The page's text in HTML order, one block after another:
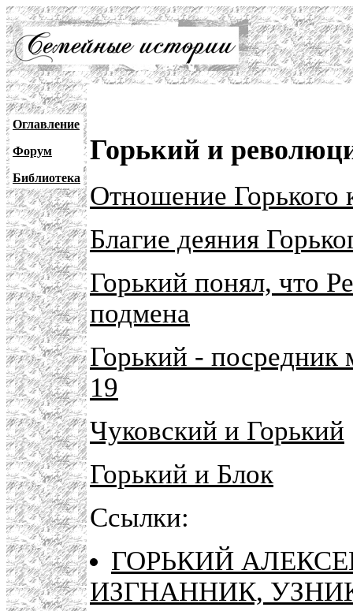
Оглавление
Форум
Библиотека
Горький и
Отношение Горького
Благие деяния
Горький понял, что
подмена
Горький - посредник
19
Чуковский и Горький
Горький и Блок
Ссылки:
ГОРЬКИЙ
ИЗГНАННИК,